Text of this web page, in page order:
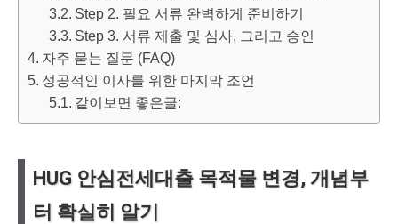
Step 2. 필요 서류 완벽하게 준비하기
Step 3. 서류 제출 및 심사, 그리고 승인
자주 묻는 질문 (FAQ)
성공적인 이사를 위한 마지막 조언
같이보면 좋은글:
HUG 안심전세대출 목적물 변경, 개념부
터 확실히 알기